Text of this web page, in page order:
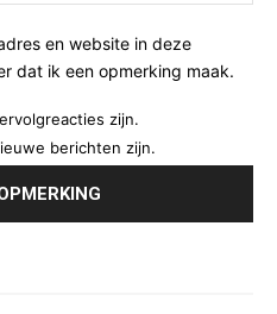
en website in deze
dat ik een opmerking maak.
zijn.
berichten zijn.